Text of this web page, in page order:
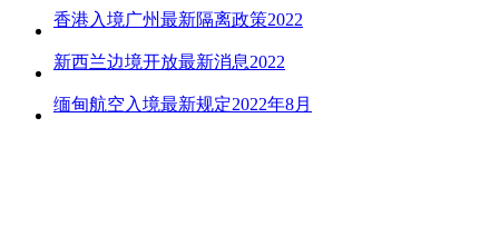
香港入境广州最新隔离政策2022
新西兰边境开放最新消息2022
缅甸航空入境最新规定2022年8月